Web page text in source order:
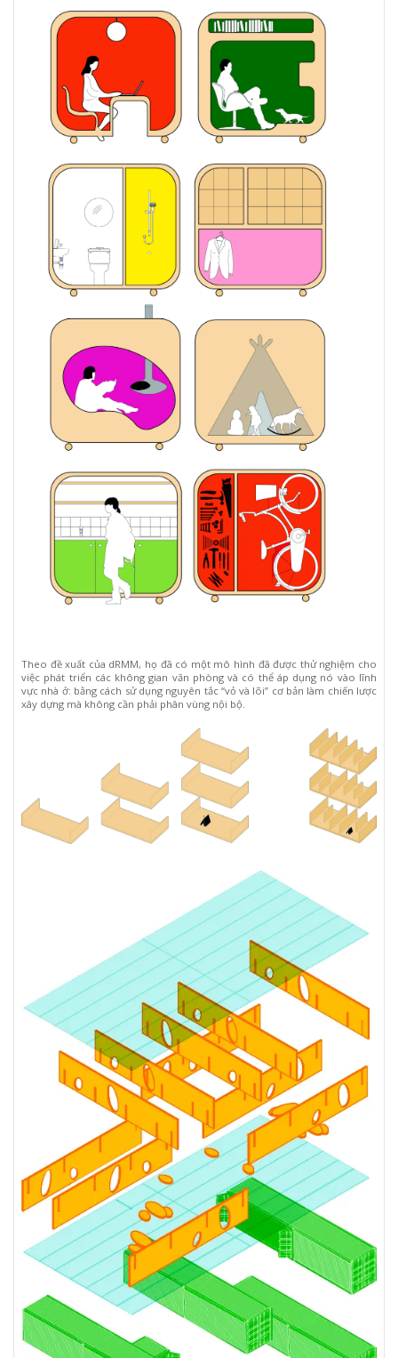
Theo đề xuất của dRMM, họ đã có một mô hình đã được thử nghiệm cho
việc phát triển các không gian văn phòng và có thể áp dụng nó vào lĩnh
vực nhà ở: bằng cách sử dụng nguyên tắc “vỏ và lõi” cơ bản làm chiến lược
xây dựng mà không cần phải phân vùng nội bộ.